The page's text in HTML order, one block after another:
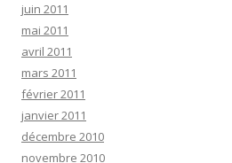
juin 2011
mai 2011
avril 2011
mars 2011
février 2011
janvier 2011
décembre 2010
novembre 2010